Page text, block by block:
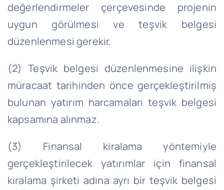
değerlendirmeler çerçevesinde projenin
uygun görülmesi ve teşvik belgesi
düzenlenmesi gerekir.
(2) Teşvik belgesi düzenlenmesine ilişkin
müracaat tarihinden önce gerçekleştirilmiş
bulunan yatırım harcamaları teşvik belgesi
kapsamına alınmaz.
(3) Finansal kiralama yöntemiyle
gerçekleştirilecek yatırımlar için finansal
kiralama şirketi adına ayrı bir teşvik belgesi